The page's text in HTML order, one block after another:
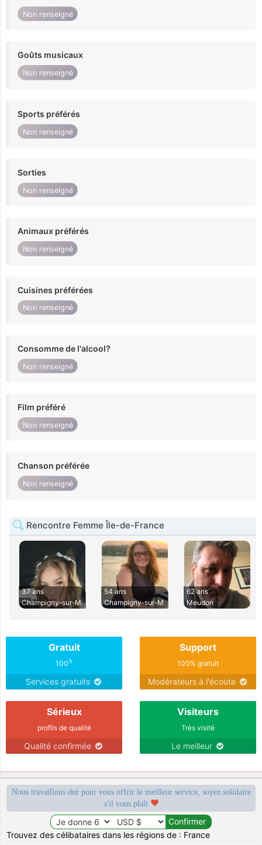
Non renseigné
Goûts musicaux
Non renseigné
Sports préférés
Non renseigné
Sorties
Non renseigné
Animaux préférés
Non renseigné
Cuisines préférées
Non renseigné
Consomme de l'alcool?
Non renseigné
Film préféré
Non renseigné
Chanson préférée
Non renseigné
Rencontre Femme Île-de-France
37 ans
Champigny-sur-M
54 ans
Champigny-sur-M
62 ans
Meudon
Gratuit
100%
Services gratuits
Support
100% gratuit
Modérateurs à l'écoute
Sérieux
profils de qualité
Qualité confirmée
Visiteurs
Très visité
Le meilleur
Nous travaillons dur pour vous offrir le meilleur service, soyez solidaire
s'il vous plaît
Trouvez des célibataires dans les régions de : France